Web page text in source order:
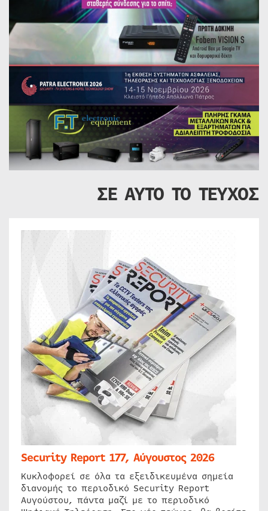
ΣΕ ΑΥΤΟ ΤΟ ΤΕΥΧΟΣ
Security Report 177, Αύγουστος 2026
Κυκλοφορεί σε όλα τα εξειδικευμένα σημεία
διανομής το περιοδικό Security Report
Αυγούστου, πάντα μαζί με το περιοδικό